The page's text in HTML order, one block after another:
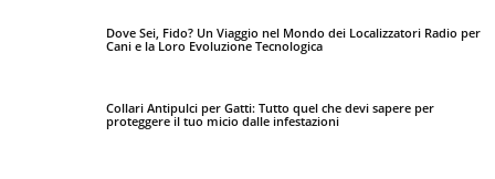
Dove Sei, Fido? Un Viaggio nel Mondo dei Localizzatori Radio per
Cani e la Loro Evoluzione Tecnologica
Collari Antipulci per Gatti: Tutto quel che devi sapere per
proteggere il tuo micio dalle infestazioni